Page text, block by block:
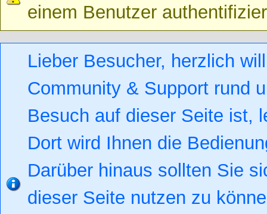
einem Benutzer
Lieber Besucher, herzlich
Community & Support rund
Besuch auf dieser Seite ist,
Dort wird Ihnen die
Darüber hinaus sollten Sie
dieser Seite nutzen zu